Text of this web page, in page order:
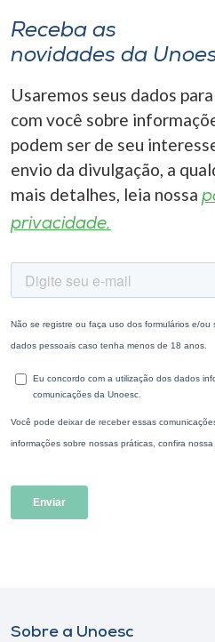
Receba as
novidades da
Usaremos seus dados
com você sobre
podem ser de seu
envio da divulgação, a
mais detalhes, leia nossa
privacidade.
Sobre a Unoesc